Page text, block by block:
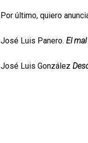
Por último, quiero
José Luis Panero. El
José Luis González